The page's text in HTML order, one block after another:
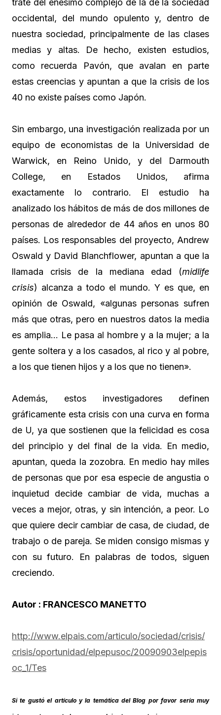
occidental, del mundo opulento y, dentro de
nuestra sociedad, principalmente de las clases
medias y altas. De hecho, existen estudios,
como recuerda Pavón, que avalan en parte
estas creencias y apuntan a que la crisis de los
40 no existe países como Japón.
Sin embargo, una investigación realizada por un
equipo de economistas de la Universidad de
Warwick, en Reino Unido, y del Darmouth
College, en Estados Unidos, afirma
exactamente lo contrario. El estudio ha
analizado los hábitos de más de dos millones de
personas de alrededor de 44 años en unos 80
países. Los responsables del proyecto, Andrew
Oswald y David Blanchflower, apuntan a que la
llamada crisis de la mediana edad (midlife
crisis) alcanza a todo el mundo. Y es que, en
opinión de Oswald, «algunas personas sufren
más que otras, pero en nuestros datos la media
es amplia… Le pasa al hombre y a la mujer; a la
gente soltera y a los casados, al rico y al pobre,
a los que tienen hijos y a los que no tienen».
Además, estos investigadores definen
gráficamente esta crisis con una curva en forma
de U, ya que sostienen que la felicidad es cosa
del principio y del final de la vida. En medio,
apuntan, queda la zozobra. En medio hay miles
de personas que por esa especie de angustia o
inquietud decide cambiar de vida, muchas a
veces a mejor, otras, y sin intención, a peor. Lo
que quiere decir cambiar de casa, de ciudad, de
trabajo o de pareja. Se miden consigo mismas y
con su futuro. En palabras de todos, siguen
creciendo.
Autor : FRANCESCO MANETTO
http://www.elpais.com/articulo/sociedad/crisis/
crisis/oportunidad/elpepusoc/20090903elpepis
oc_1/Tes
Si te gustó el artículo y la temática del Blog por favor sería muy